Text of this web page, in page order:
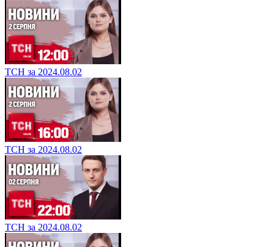
ТСН за 2024.08.02
ТСН за 2024.08.02
ТСН за 2024.08.02